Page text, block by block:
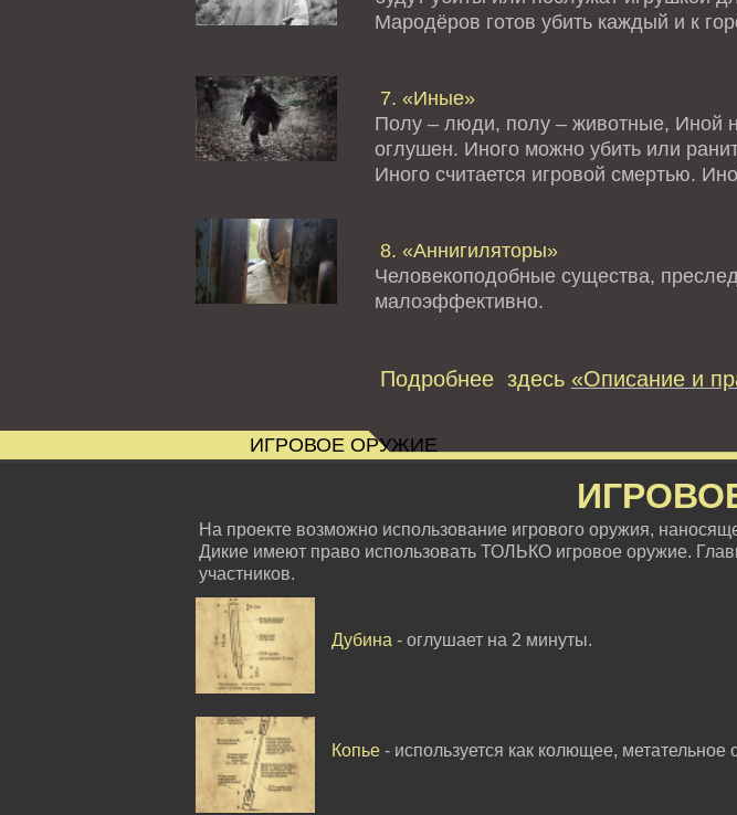
Мародёров готов убить каждый и к
7. «Иные»
Полу – люди, полу – животные, Иной
оглушен. Иного можно убить или
Иного считается игровой смертью.
8. «Аннигиляторы»
Человекоподобные существа,
малоэффективно.
Подробнее здесь «Описание и
На проекте возможно использование игрового оружия,
Дикие имеют право использовать ТОЛЬКО игровое оружие.
участников.
Дубина - оглушает на 2 минуты.
Копье - используется как колющее, метательное
ИГРОВОЕ ОРУЖИЕ